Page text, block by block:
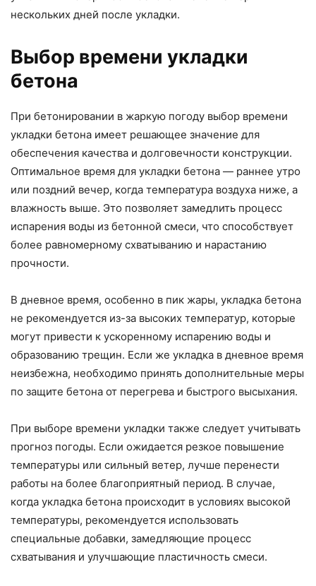
нескольких дней после укладки.
Выбор времени укладки
бетона
При бетонировании в жаркую погоду выбор времени
укладки бетона имеет решающее значение для
обеспечения качества и долговечности конструкции.
Оптимальное время для укладки бетона — раннее утро
или поздний вечер, когда температура воздуха ниже, а
влажность выше. Это позволяет замедлить процесс
испарения воды из бетонной смеси, что способствует
более равномерному схватыванию и нарастанию
прочности.
В дневное время, особенно в пик жары, укладка бетона
не рекомендуется из-за высоких температур, которые
могут привести к ускоренному испарению воды и
образованию трещин. Если же укладка в дневное время
неизбежна, необходимо принять дополнительные меры
по защите бетона от перегрева и быстрого высыхания.
При выборе времени укладки также следует учитывать
прогноз погоды. Если ожидается резкое повышение
температуры или сильный ветер, лучше перенести
работы на более благоприятный период. В случае,
когда укладка бетона происходит в условиях высокой
температуры, рекомендуется использовать
специальные добавки, замедляющие процесс
схватывания и улучшающие пластичность смеси.